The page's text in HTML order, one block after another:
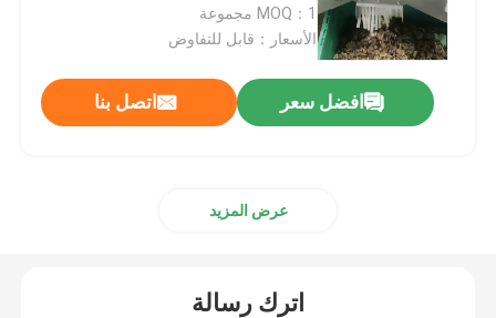
مصانع المكسرات
MOQ：1 مجموعة
الأسعار：قابل للتفاوض
افضل سعر اتصل بنا
عرض المزيد
اترك رسالة